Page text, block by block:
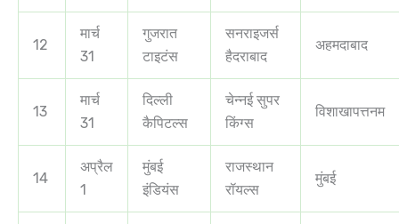
12
मार्च
31
गुजरात
टाइटंस
सनराइजर्स
हैदराबाद
अहमदाबाद
13
मार्च
31
दिल्ली
कैपिटल्स
चेन्नई सुपर
किंग्स
विशाखापत्तनम
14
अप्रैल
1
मुंबई
इंडियंस
राजस्थान
रॉयल्स
मुंबई